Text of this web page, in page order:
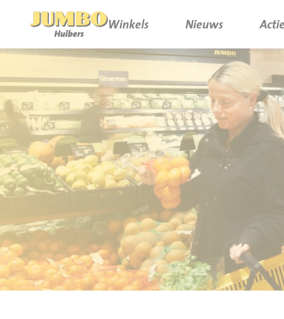
Winkels Nieuws
P.W.A. Park
Bruïneplein
Petenbos
Nieuws
Acties
Werken bij Jumbo Huibers
Vacatures en Solliciteren
Werken en leren
Jumbo.com
BBQ gigant webshop